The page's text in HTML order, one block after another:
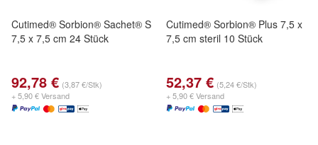
Cutimed® Sorbion® Sachet® S
7,5 x 7,5 cm 24 Stück
92,78 € (3,87 €/Stk)
+ 5,90 € Versand
Cutimed® Sorbion® Plus 7,5 x
7,5 cm steril 10 Stück
52,37 € (5,24 €/Stk)
+ 5,90 € Versand